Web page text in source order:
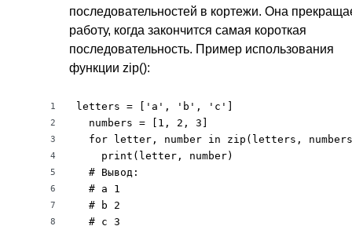
последовательностей в кортежи. Она
работу, когда закончится самая короткая
последовательность. Пример использования
функции zip():
1
2
3
4
5
6
7
8
letters = ['a', 'b', 'c']
  numbers = [1, 2, 3]
for letter, number in zip(letters,
    print(letter, number)
  # Вывод:
  # a 1
  # b 2
  # c 3